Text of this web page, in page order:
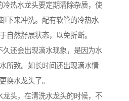
冷热水龙头要定期清除杂质，使
下来冲洗。配有软管的冷热水
自然舒展状态，以免折断。
久还会出现滴水现象，是因为水
所致。如长时间还出现滴水情
换水龙头了。
龙头，在清洗水龙头的时候，不